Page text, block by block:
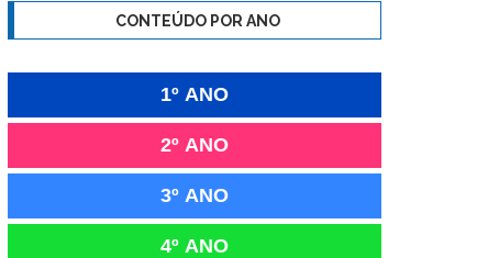
CONTEÚDO POR ANO
1º ANO
2º ANO
3º ANO
4º ANO